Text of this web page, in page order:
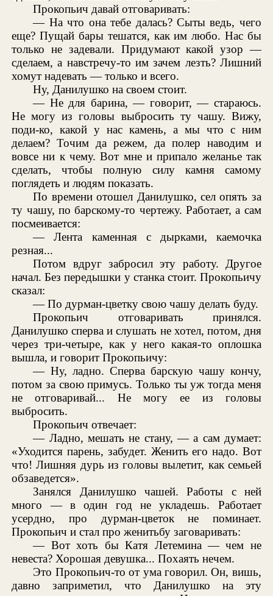
Прокопьич давай отговаривать:
— На что она тебе далась? Сыты ведь, чего
еще? Пущай бары тешатся, как им любо. Нас бы
только не задевали. Придумают какой узор —
сделаем, а навстречу-то им зачем лезть? Лишний
хомут надевать — только и всего.
Ну, Данилушко на своем стоит.
— Не для барина, — говорит, — стараюсь.
Не могу из головы выбросить ту чашу. Вижу,
поди-ко, какой у нас камень, а мы что с ним
делаем? Точим да режем, да полер наводим и
вовсе ни к чему. Вот мне и припало желанье так
сделать, чтобы полную силу камня самому
поглядеть и людям показать.
По времени отошел Данилушко, сел опять за
ту чашу, по барскому-то чертежу. Работает, а сам
посмеивается:
— Лента каменная с дырками, каемочка
резная...
Потом вдруг забросил эту работу. Другое
начал. Без передышки у станка стоит. Прокопьичу
сказал:
— По дурман-цветку свою чашу делать буду.
Прокопьич отговаривать принялся.
Данилушко сперва и слушать не хотел, потом, дня
через три-четыре, как у него какая-то оплошка
вышла, и говорит Прокопьичу:
— Ну, ладно. Сперва барскую чашу кончу,
потом за свою примусь. Только ты уж тогда меня
не отговаривай... Не могу ее из головы
выбросить.
Прокопьич отвечает:
— Ладно, мешать не стану, — а сам думает:
«Уходится парень, забудет. Женить его надо. Вот
что! Лишняя дурь из головы вылетит, как семьей
обзаведется».
Занялся Данилушко чашей. Работы с ней
много — в один год не укладешь. Работает
усердно, про дурман-цветок не поминает.
Прокопьич и стал про женитьбу заговаривать:
— Вот хоть бы Катя Летемина — чем не
невеста? Хорошая девушка... Похаять нечем.
Это Прокопьич-то от ума говорил. Он, вишь,
давно заприметил, что Данилушко на эту